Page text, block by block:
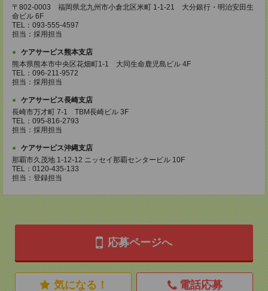
〒802-0003 福岡県北九州市小倉北区米町 1-1-21 大分銀行・明治安田生
命ビル 6F
TEL：093-555-4597
担当：採用担当
ケアサービス熊本支店
熊本県熊本市中央区花畑町1-1 大同生命鹿児島ビル 4F
TEL：096-211-9572
担当：採用担当
ケアサービス長崎支店
長崎市万才町 7-1 TBM長崎ビル 3F
TEL：095-816-2793
担当：採用担当
ケアサービス沖縄支店
那覇市久茂地 1-12-12 ニッセイ那覇センタービル 10F
TEL：0120-435-133
担当：登録担当
応募ページへ
気になる！ 電話応募